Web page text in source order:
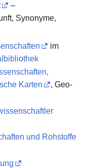
–
Synonyme,
im
Karten
, Geo-
und Rohstoffe